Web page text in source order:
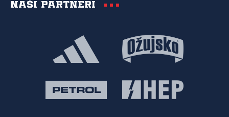
Naši partneri